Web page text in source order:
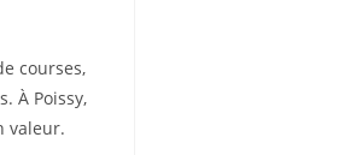
courses,
À Poissy,
valeur.